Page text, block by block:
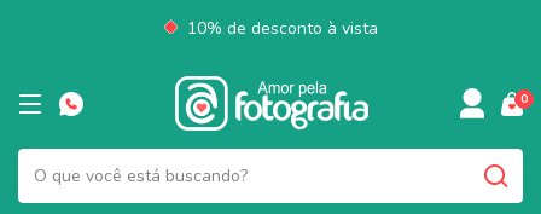
10% de desconto à vista
0